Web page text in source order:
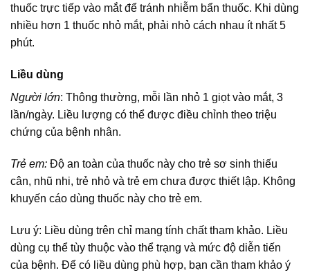
thuốc trực tiếp vào mắt để tránh nhiễm bẩn thuốc. Khi dùng
nhiều hơn 1 thuốc nhỏ mắt, phải nhỏ cách nhau ít nhất 5
phút.
Liều dùng
Người lớn: Thông thường, mỗi lần nhỏ 1 giọt vào mắt, 3
lần/ngày. Liều lượng có thể được điều chỉnh theo triệu
chứng của bệnh nhân.
Trẻ em: Độ an toàn của thuốc này cho trẻ sơ sinh thiếu
cân, nhũ nhi, trẻ nhỏ và trẻ em chưa được thiết lập. Không
khuyến cáo dùng thuốc này cho trẻ em.
Lưu ý: Liều dùng trên chỉ mang tính chất tham khảo. Liều
dùng cụ thể tùy thuộc vào thể trạng và mức độ diễn tiến
của bệnh. Để có liều dùng phù hợp, bạn cần tham khảo ý